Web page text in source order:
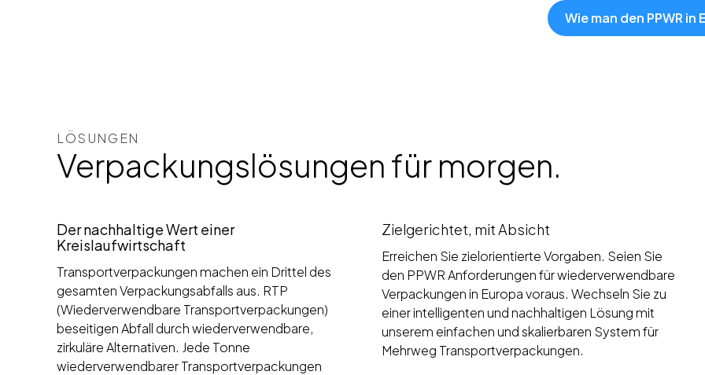
Wie man den PPWR
LÖSUNGEN
Verpackungslösungen für morgen.
Der nachhaltige Wert einer
Kreislaufwirtschaft
Transportverpackungen machen ein Drittel des
gesamten Verpackungsabfalls aus. RTP
(Wiederverwendbare Transportverpackungen)
beseitigen Abfall durch wiederverwendbare,
zirkuläre Alternativen. Jede Tonne
wiederverwendbarer Transportverpackungen
Zielgerichtet, mit Absicht
Erreichen Sie zielorientierte Vorgaben. Seien Sie
den PPWR Anforderungen für wiederverwendbare
Verpackungen in Europa voraus. Wechseln Sie zu
einer intelligenten und nachhaltigen Lösung mit
unserem einfachen und skalierbaren System für
Mehrweg Transportverpackungen.